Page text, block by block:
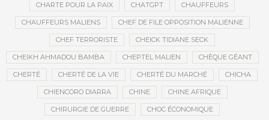
CHARTE POUR LA PAIX CHATGPT CHAUFFEURS
CHAUFFEURS MALIENS CHEF DE FILE OPPOSITION MALIENNE
CHEF TERRORISTE CHEICK TIDIANE SECK
CHEIKH AHMADOU BAMBA CHEPTEL MALIEN CHÈQUE GÉANT
CHERTÉ CHERTÉ DE LA VIE CHERTÉ DU MARCHÉ CHICHA
CHIENCORO DIARRA CHINE CHINE AFRIQUE
CHIRURGIE DE GUERRE CHOC ÉCONOMIQUE